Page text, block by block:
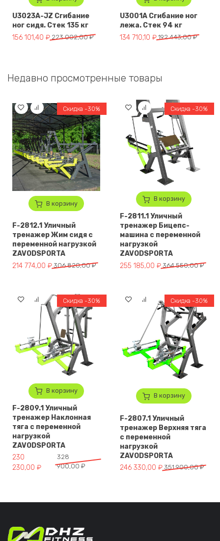
U3023A-JZ Сгибание
ног сидя. Стек 135 кг
223 002,00₽
Первоначальная цена составляла 223 002,00 ₽.
156 101,40 ₽
Текущая цена: 156 101,40 ₽.
U3001A Сгибание ног
лежа. Стек 94 кг
192 443,00₽
Первоначальная цена
134 710,10 ₽
Текущая цена: 134 710,10 ₽.
Недавно просмотренные товары
В корзину
Скидка -30%
F-2812.1 Уличный
тренажер Жим сидя с
переменной нагрузкой
ZAVODSPORTA
306 820,00₽
Первоначальная цена составляла 306 820,00 ₽.
214 774,00 ₽
Текущая цена: 214 774,00 ₽.
В корзину
Скидка -30%
F-2811.1 Уличный
тренажер Бицепс-
машина с переменной
нагрузкой
ZAVODSPORTA
364 550,00₽
Первоначальная цена
255 185,00 ₽
Текущая цена: 255 185,00 ₽.
В корзину
Скидка -30%
F-2809.1 Уличный
тренажер Наклонная
тяга с переменной
нагрузкой
ZAVODSPORTA
328
900,00 ₽
Первоначальная цена составляла 328 900,00 ₽.
230
230,00 ₽
Текущая цена: 230 230,00 ₽.
В корзину
Скидка -30%
F-2807.1 Уличный
тренажер Верхняя тяга
с переменной
нагрузкой
ZAVODSPORTA
351 900,00₽
Первоначальная цена
246 330,00 ₽
Текущая цена: 246 330,00 ₽.